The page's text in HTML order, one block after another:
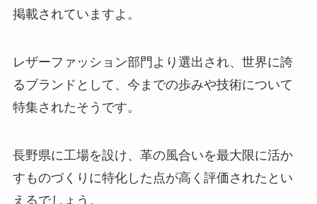
掲載されていますよ。
レザーファッション部門より選出され、世界に誇
るブランドとして、今までの歩みや技術について
特集されたそうです。
長野県に工場を設け、革の風合いを最大限に活か
すものづくりに特化した点が高く評価されたとい
えるでしょう。